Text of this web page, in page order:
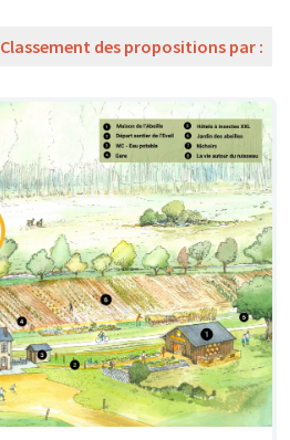
Classement des propositions par :